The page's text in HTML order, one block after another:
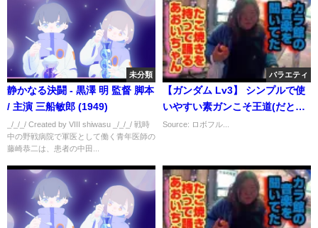
未分類
静かなる決闘 - 黒澤 明 監督 脚本
/ 主演 三船敏郎 (1949)
_/_/_/ Created by VIII shiwasu _/_/_/ 戦時
中の野戦病院で軍医として働く青年医師の
藤崎恭二は、患者の中田...
バラエティ
【ガンダム Lv3】 シンプルで使
いやすい素ガンこそ王道(だと思
うんだ) 【バトオペ2】
Source: ロボフル...